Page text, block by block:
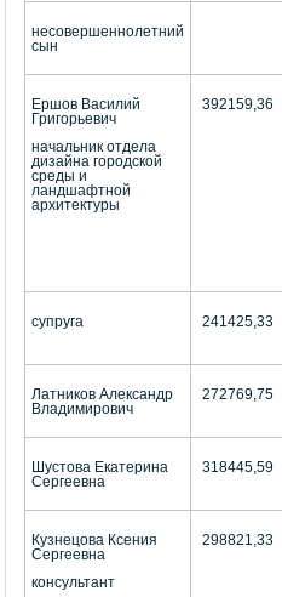
несовершеннолетний
сын
Ершов Василий
Григорьевич
начальник отдела
дизайна городской
среды и
ландшафтной
архитектуры
392159,36
супруга 241425,33
Латников Александр
Владимирович
272769,75
Шустова Екатерина
Сергеевна
318445,59
Кузнецова Ксения
Сергеевна
консультант
298821,33